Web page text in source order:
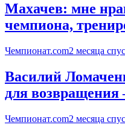
Махачев: мне
чемпиона,
Чемпионат.com2 месяца
Василий
для возвращения
Чемпионат.com2 месяца